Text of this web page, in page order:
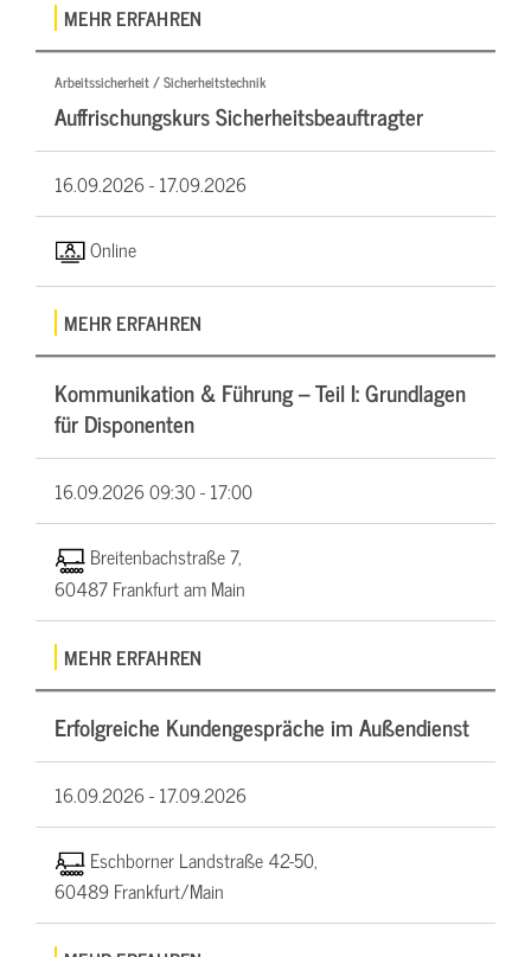
MEHR ERFAHREN
Arbeitssicherheit / Sicherheitstechnik
Auffrischungskurs Sicherheitsbeauftragter
16.09.2026 -17.09.2026
Online
MEHR ERFAHREN
Kommunikation & Führung – Teil I: Grundlagen
für Disponenten
16.09.202609:30 - 17:00
Breitenbachstraße 7,
60487 Frankfurt am Main
MEHR ERFAHREN
Erfolgreiche Kundengespräche im Außendienst
16.09.2026 -17.09.2026
Eschborner Landstraße 42-50,
60489 Frankfurt/Main